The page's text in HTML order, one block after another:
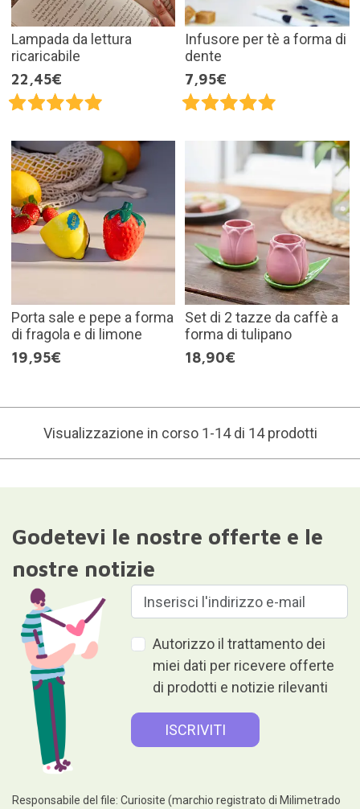
Lampada da lettura
ricaricabile
22,45€
Infusore per tè a forma di
dente
7,95€
Porta sale e pepe a forma
di fragola e di limone
19,95€
Set di 2 tazze da caffè a
forma di tulipano
18,90€
Visualizzazione in corso 1-14 di 14 prodotti
Godetevi le nostre offerte e le
nostre notizie
Autorizzo il trattamento dei
miei dati per ricevere offerte
di prodotti e notizie rilevanti
Responsabile del file: Curiosite (marchio registrato di Milimetrado